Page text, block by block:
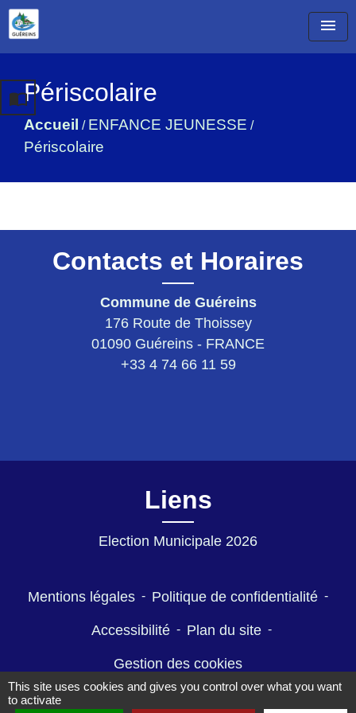
menu
Périscolaire
Accueil / ENFANCE JEUNESSE /
Périscolaire
import_contacts
Contacts et Horaires
Commune de Guéreins
176 Route de Thoissey
01090 Guéreins - FRANCE
+33 4 74 66 11 59
Liens
Election Municipale 2026
Mentions légales - Politique de confidentialité -
Accessibilité - Plan du site -
Gestion des cookies
This site uses cookies and gives you control over what you want
to activate